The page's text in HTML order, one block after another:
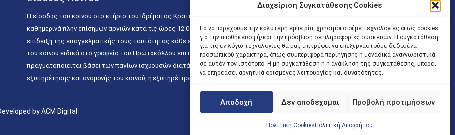
Διαχείριση Συγκατάθεσης Cookies
Για να παρέχουμε την καλύτερη εμπειρία, χρησιμοποιούμε τεχνολογίες όπως cookies
για την αποθήκευση ή/και την πρόσβαση σε πληροφορίες συσκευών. Η συγκατάθεση
για τις εν λόγω τεχνολογίες θα μας επιτρέψει να επεξεργαστούμε δεδομένα
προσωπικού χαρακτήρα, όπως συμπεριφορά περιήγησης ή μοναδικά αναγνωριστικά
σε αυτόν τον ιστότοπο. Η μη συγκατάθεση ή η ανάκληση της συγκατάθεσης, μπορεί
να επηρεάσει αρνητικά ορισμένες λειτουργίες και δυνατότητες.
Αποδοχή Δεν αποδέχομαι Προβολή προτιμήσεων
Πολιτική Cookies Πολιτική Απορρήτου
Η είσοδος του κοινού στο κτήριο του Ιδρύματος Κρατικών Υποτροφιών (Λ. Εθνικής Αντιστάσεως 41 T.K.14234 Νέα Ιωνία), επιτρέπεται
καθημερινά πλην επίσημων αργιών κατά τις ώρες 12.00 – 15.00. Η είσοδος των Δικηγόρων στο κτήριο επιτρέπεται ελεύθερα με την
επίδειξη της επαγγελματικής τους ταυτότητας κάθε εργάσιμη ημέρα και ώρα χωρίς κανέναν χρονικό ή άλλο περιορισμό. Η είσοδος
του κοινού ειδικά στο γραφείο του Πρωτοκόλλου επιτρέπεται καθημερινά κατά τις ώρες 9.00 – 15.00. Η εξυπηρέτηση του κοινού
πραγματοποιείται βάσει των παγίων ισχυουσών διατάξεων. Για την αποφυγή συνωστισμού εντός του εσωτερικού χώρου
εξυπηρέτησης και αναμονής του κοινού, η εξυπηρέτησή του δύναται να πραγματοποιείται κατόπιν προγραμματισμένου ραντεβού.
by ACM Digital